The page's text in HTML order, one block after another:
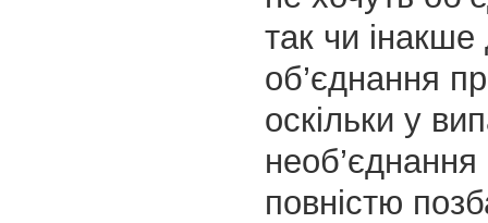
так чи інакше
об’єднання
оскільки у
необ’єднання
повністю